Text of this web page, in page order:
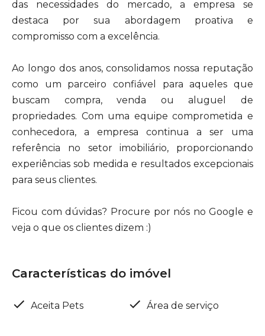
das necessidades do mercado, a empresa se
destaca por sua abordagem proativa e
compromisso com a excelência.
Ao longo dos anos, consolidamos nossa reputação
como um parceiro confiável para aqueles que
buscam compra, venda ou aluguel de
propriedades. Com uma equipe comprometida e
conhecedora, a empresa continua a ser uma
referência no setor imobiliário, proporcionando
experiências sob medida e resultados excepcionais
para seus clientes.
Ficou com dúvidas? Procure por nós no Google e
veja o que os clientes dizem :)
Características do imóvel
Aceita Pets Área de serviço